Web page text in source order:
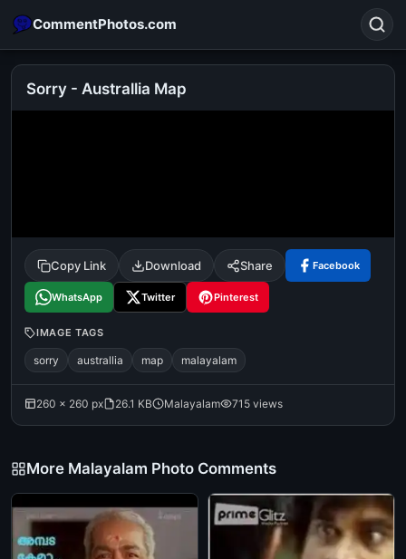
CommentPhotos.com
tamil comedy
happy birthday good night
Sorry - Australlia Map
Copy Link Download Share Facebook
WhatsApp Twitter Pinterest
IMAGE TAGS
sorry australlia map malayalam
260 × 260 px 26.1 KB Malayalam 715 views
More Malayalam Photo Comments